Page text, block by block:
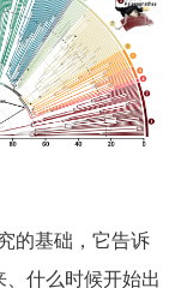
的基础，它告诉
什么时候开始出